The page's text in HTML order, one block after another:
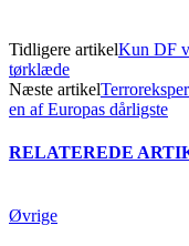
Tidligere artikelKun DF
tørklæde
Næste artikel
en af Europas dårligste
RELATEREDE
Øvrige